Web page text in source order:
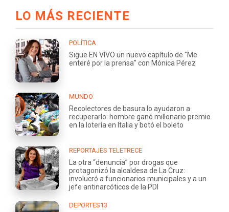
LO MÁS RECIENTE
POLÍTICA
Sigue EN VIVO un nuevo capítulo de "Me
enteré por la prensa" con Mónica Pérez
MUNDO
Recolectores de basura lo ayudaron a
recuperarlo: hombre ganó millonario premio
en la lotería en Italia y botó el boleto
REPORTAJES TELETRECE
La otra “denuncia” por drogas que
protagonizó la alcaldesa de La Cruz:
involucró a funcionarios municipales y a un
jefe antinarcóticos de la PDI
DEPORTES13